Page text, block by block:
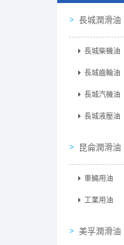
長城潤滑油
長城柴機油
長城齒輪油
長城汽機油
長城液壓油
昆侖潤滑油
車輛用油
工業用油
美孚潤滑油